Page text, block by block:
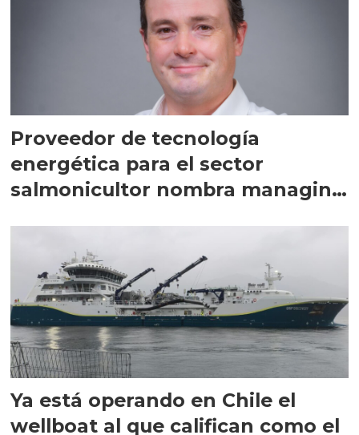
Proveedor de tecnología
energética para el sector
salmonicultor nombra managing
Ya está operando en Chile el
wellboat al que califican como el